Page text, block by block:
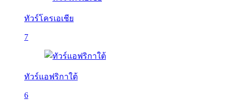
ทัวร์โครเอเชีย
7
ทัวร์แอฟริกาใต้
6